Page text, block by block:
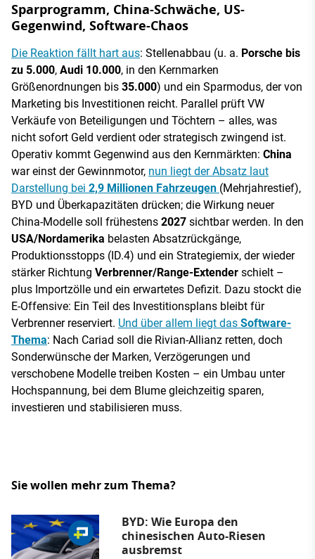
Sparprogramm, China-Schwäche, US-
Gegenwind, Software-Chaos
Die Reaktion fällt hart aus: Stellenabbau (u. a. Porsche bis
zu 5.000, Audi 10.000, in den Kernmarken
Größenordnungen bis 35.000) und ein Sparmodus, der von
Marketing bis Investitionen reicht. Parallel prüft VW
Verkäufe von Beteiligungen und Töchtern – alles, was
nicht sofort Geld verdient oder strategisch zwingend ist.
Operativ kommt Gegenwind aus den Kernmärkten: China
war einst der Gewinnmotor, nun liegt der Absatz laut
Darstellung bei 2,9 Millionen Fahrzeugen (Mehrjahrestief),
BYD und Überkapazitäten drücken; die Wirkung neuer
China-Modelle soll frühestens 2027 sichtbar werden. In den
USA/Nordamerika belasten Absatzrückgänge,
Produktionsstopps (ID.4) und ein Strategiemix, der wieder
stärker Richtung Verbrenner/Range-Extender schielt –
plus Importzölle und ein erwartetes Defizit. Dazu stockt die
E-Offensive: Ein Teil des Investitionsplans bleibt für
Verbrenner reserviert. Und über allem liegt das Software-
Thema: Nach Cariad soll die Rivian-Allianz retten, doch
Sonderwünsche der Marken, Verzögerungen und
verschobene Modelle treiben Kosten – ein Umbau unter
Hochspannung, bei dem Blume gleichzeitig sparen,
investieren und stabilisieren muss.
Sie wollen mehr zum Thema?
BYD: Wie Europa den
chinesischen Auto-Riesen
ausbremst